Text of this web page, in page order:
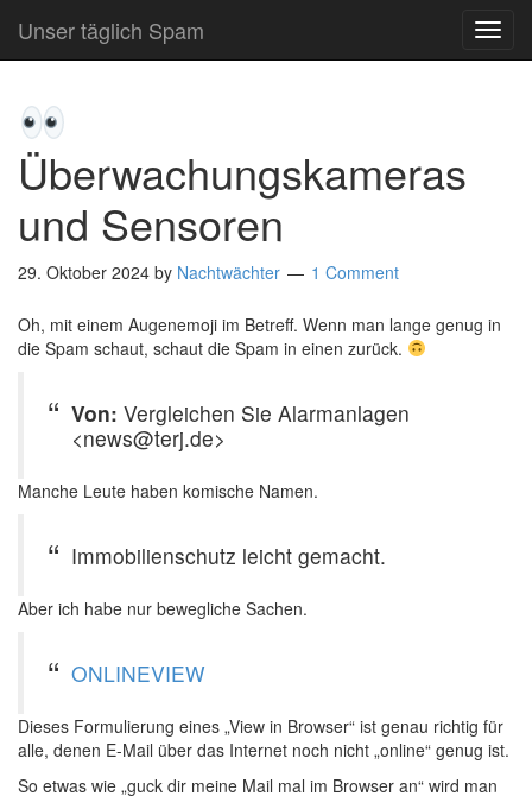
Unser täglich Spam
Überwachungskameras
und Sensoren
29. Oktober 2024 by Nachtwächter 1 Comment
Oh, mit einem Augenemoji im Betreff. Wenn man lange genug in
die Spam schaut, schaut die Spam in einen zurück.
Von: Vergleichen Sie Alarmanlagen
<news@terj.de>
Manche Leute haben komische Namen.
Immobilienschutz leicht gemacht.
Aber ich habe nur bewegliche Sachen.
ONLINEVIEW
Dieses Formulierung eines „View in Browser“ ist genau richtig für
alle, denen E-Mail über das Internet noch nicht „online“ genug ist.
So etwas wie „guck dir meine Mail mal im Browser an“ wird man